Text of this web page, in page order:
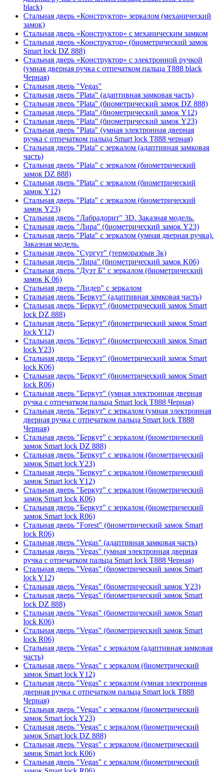
black)
Стальная дверь «Конструктор» зеркалом (механический
замок)
Стальная дверь «Конструктор» с механическим замком
Стальная дверь «Конструктор» (биометрический замок
Smart lock DZ 888)
Стальная дверь «Конструктор» с электронной ручкой
(умная дверная ручка с отпечатком пальца T888 black
Черная)
Стальная дверь "Vegas"
Стальная дверь "Plata" (адаптивная замковая часть)
Стальная дверь "Plata" (биометрический замок DZ 888)
Стальная дверь "Plata" (биометрический замок Y12)
Стальная дверь "Plata" (биометрический замок Y23)
Стальная дверь "Plata" (умная электронная дверная
ручка с отпечатком пальца Smart lock T888 черная)
Стальная дверь "Plata" с зеркалом (адаптивная замковая
часть)
Стальная дверь "Plata" с зеркалом (биометрический
замок DZ 888)
Стальная дверь "Plata" с зеркалом (биометрический
замок Y12)
Стальная дверь "Plata" с зеркалом (биометрический
замок Y23)
Стальная дверь "Лабрадорит" 3D. Заказная модель.
Стальная дверь "Лира" (биометрический замок Y23)
Стальная дверь "Plata" с зеркалом (умная дверная ручка).
Заказная модель.
Стальная дверь "Сургут" (терморазрыв 3к)
Стальная дверь "Лира" (биометрический замок K06)
Стальная дверь "Дуэт Б" с зеркалом (биометрический
замок К 06)
Стальная дверь "Лидер" с зеркалом
Стальная дверь "Беркут" (адаптивная замковая часть)
Стальная дверь "Беркут" (биометрический замок Smart
lock DZ 888)
Стальная дверь "Беркут" (биометрический замок Smart
lock Y12)
Стальная дверь "Беркут" (биометрический замок Smart
lock Y23)
Стальная дверь "Беркут" (биометрический замок Smart
lock К06)
Стальная дверь "Беркут" (биометрический замок Smart
lock R06)
Стальная дверь "Беркут" (умная электронная дверная
ручка с отпечатком пальца Smart lock T888 Черная)
Стальная дверь "Беркут" с зеркалом (умная электронная
дверная ручка с отпечатком пальца Smart lock T888
Черная)
Стальная дверь "Беркут" с зеркалом (биометрический
замок Smart lock DZ 888)
Стальная дверь "Беркут" с зеркалом (биометрический
замок Smart lock Y23)
Стальная дверь "Беркут" с зеркалом (биометрический
замок Smart lock Y12)
Стальная дверь "Беркут" с зеркалом (биометрический
замок Smart lock К06)
Стальная дверь "Беркут" с зеркалом (биометрический
замок Smart lock R06)
Стальная дверь "Forest" (биометрический замок Smart
lock R06)
Стальная дверь "Vegas" (адаптивная замковая часть)
Стальная дверь "Vegas" (умная электронная дверная
ручка с отпечатком пальца Smart lock T888 Черная)
Стальная дверь "Vegas" (биометрический замок Smart
lock Y12)
Стальная дверь "Vegas" (биометрический замок Y23)
Стальная дверь "Vegas" (биометрический замок Smart
lock DZ 888)
Стальная дверь "Vegas" (биометрический замок Smart
lock К06)
Стальная дверь "Vegas" (биометрический замок Smart
lock R06)
Стальная дверь "Vegas" с зеркалом (адаптивная замковая
часть)
Стальная дверь "Vegas" с зеркалом (биометрический
замок Smart lock Y12)
Стальная дверь "Vegas" с зеркалом (умная электронная
дверная ручка с отпечатком пальца Smart lock T888
Черная)
Стальная дверь "Vegas" с зеркалом (биометрический
замок Smart lock Y23)
Стальная дверь "Vegas" с зеркалом (биометрический
замок Smart lock DZ 888)
Стальная дверь "Vegas" с зеркалом (биометрический
замок Smart lock К06)
Стальная дверь "Vegas" с зеркалом (биометрический